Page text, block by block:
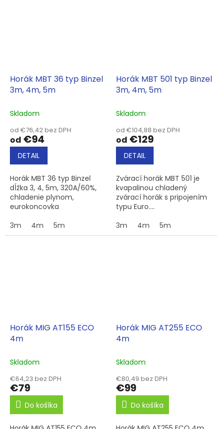
Horák MBT 36 typ Binzel
3m, 4m, 5m
Skladom
od €76,42 bez DPH
od €94
DETAIL
Horák MBT 36 typ Binzel
dĺžka 3, 4, 5m, 320A/60%,
chladenie plynom,
eurokoncovka
3m
4m 5m
Horák MBT 501 typ Binzel
3m, 4m, 5m
Skladom
od €104,88 bez DPH
od €129
DETAIL
Zvárací horák MBT 501 je
kvapalinou chladený
zvárací horák s pripojením
typu Euro....
3m
4m 5m
Horák MIG AT155 ECO
4m
Skladom
€64,23 bez DPH
€79
Do košíka
Horák MIG AT255 ECO
4m
Skladom
€80,49 bez DPH
€99
Do košíka